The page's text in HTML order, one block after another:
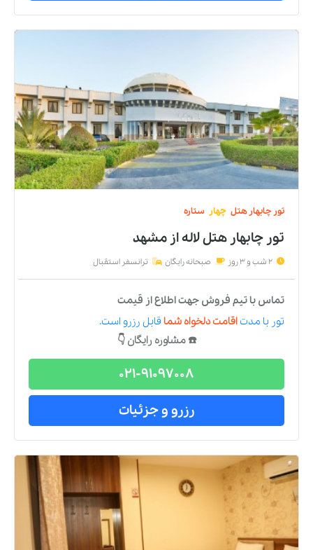
تور چابهار هتل چهار ستاره
تور چابهار هتل لالهازمشهد
2 شب و 3 روز صبحانه رایگان ترانسفر استقبال
تماس با تیم فروش جهت اطلاع از قیمت
تور با مدتاقامت دلخواه شما قابل رزرو است.
☎️ مشاوره رایگان 👇
021-91097008
رزرو و جزئیات